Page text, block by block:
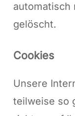
automatisch
gelöscht.
Cookies
Unsere
teilweise so